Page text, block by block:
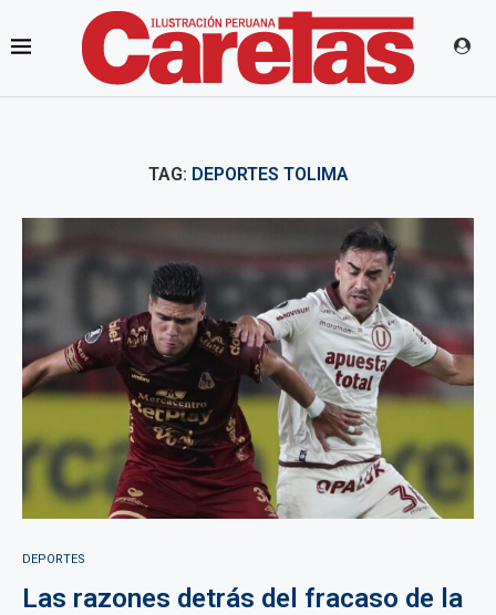
TAG: DEPORTES TOLIMA
DEPORTES
Las razones detrás del fracaso de la